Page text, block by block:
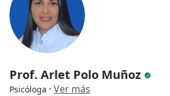
Prof. Arlet Polo Muñoz
Psicóloga · Ver más